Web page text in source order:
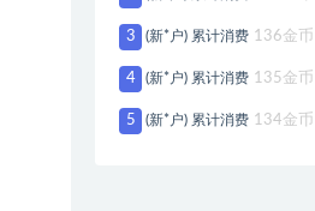
3 (新*户) 累计消费 136金币
4 (新*户) 累计消费 135金币
5 (新*户) 累计消费 134金币